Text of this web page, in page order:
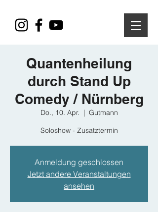
Quantenheilung
durch Stand Up
Comedy / Nürnberg
Do., 10. Apr.
  |
Gutmann
Soloshow - Zusatztermin
Anmeldung geschlossen
Jetzt andere Veranstaltungen
ansehen